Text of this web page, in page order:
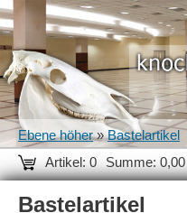
Artikel: 0 Summe:
Ebene höher»Bastelartikel
Bastelartikel